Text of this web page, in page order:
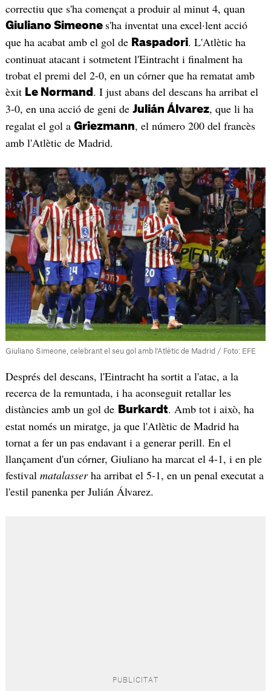
correctiu que s'ha començat a produir al minut 4, quan
Giuliano Simeone s'ha inventat una excel·lent acció
que ha acabat amb el gol de Raspadori. L'Atlètic ha
continuat atacant i sotmetent l'Eintracht i finalment ha
trobat el premi del 2-0, en un córner que ha rematat amb
èxit Le Normand . I just abans del descans ha arribat el
3-0, en una acció de geni de Julián Álvarez, que li ha
regalat el gol a Griezmann, el número 200 del francès
amb l'Atlètic de Madrid.
Giuliano Simeone, celebrant el seu gol amb l'Atlètic de Madrid / Foto: EFE
Després del descans, l'Eintracht ha sortit a l'atac, a la
recerca de la remuntada, i ha aconseguit retallar les
distàncies amb un gol de Burkardt. Amb tot i això, ha
estat només un miratge, ja que l'Atlètic de Madrid ha
tornat a fer un pas endavant i a generar perill. En el
llançament d'un córner, Giuliano ha marcat el 4-1, i en ple
festival matalasserha arribat el 5-1, en un penal executat a
l'estil panenka per Julián Álvarez.